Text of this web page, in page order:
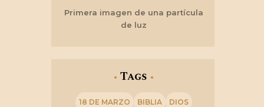
Primera imagen de una partícula
de luz
Tags
18 DE MARZO BIBLIA DIOS